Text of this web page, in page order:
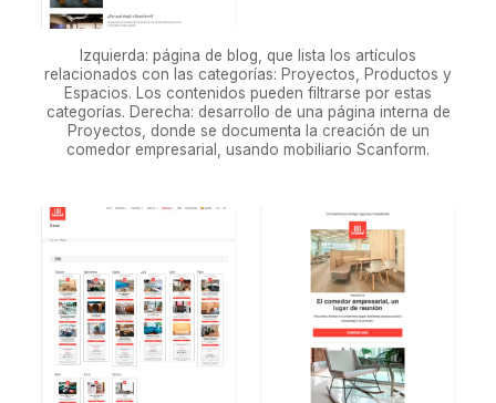
Izquierda: página de blog, que lista los artículos
relacionados con las categorías: Proyectos, Productos y
Espacios. Los contenidos pueden filtrarse por estas
categorías. Derecha: desarrollo de una página interna de
Proyectos, donde se documenta la creación de un
comedor empresarial, usando mobiliario Scanform.